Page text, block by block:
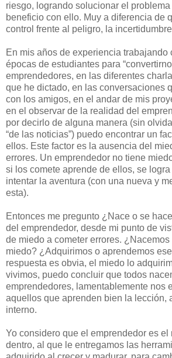
riesgo, logrando solucionar el
beneficio con ello. Muy a diferencia de
control frente al peligro, la
En mis años de experiencia trabajando
épocas de estudiantes para
emprendedores, en las diferentes
que he dictado, en las conversaciones
con los amigos, en el andar de mis
en el observar de la realidad del
por decirlo de alguna manera (sin
“de las noticias”) puedo encontrar un
ellos. Este factor es la ausencia del
errores. Un emprendedor no tiene
si los comete aprende de ellos, se
intentar la aventura (con una nueva y
esta).
Entonces me pregunto ¿Nace o se
del emprendedor, desde mi punto de
de miedo a cometer errores.
miedo? ¿Adquirimos o aprendemos
respuesta es obvia, el miedo lo
vivimos, puedo concluir que todos
emprendedores, lamentablemente nos
aquellos que aprenden bien la lección,
interno.
Yo considero que el emprendedor es
dentro, al que le entregamos las